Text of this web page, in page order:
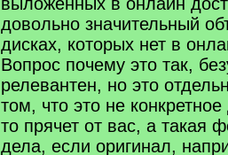
довольно значительный
дисках, которых нет в
Вопрос почему это так,
релевантен, но это
том, что это не
то прячет от вас, а такая
дела, если оригинал,